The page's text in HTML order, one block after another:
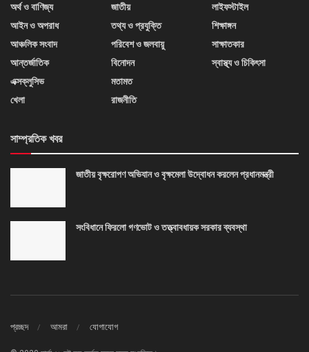
অর্থ ও বাণিজ্য
আইন ও অপরাধ
আঞ্চলিক সংবাদ
আন্তর্জাতিক
এক্সক্লুসিভ
খেলা
জাতীয়
তথ্য ও প্রযুক্তি
পরিবেশ ও জলবায়ু
বিনোদন
মতামত
রাজনীতি
লাইফস্টাইল
শিক্ষাঙ্গন
সাক্ষাতকার
স্বাস্থ্য ও চিকিৎসা
সাম্প্রতিক খবর
জাতীয় বৃক্ষরোপণ অভিযান ও বৃক্ষমেলা উদ্বোধন করলেন প্রধানমন্ত্রী
সংবিধানে ফিরলো গণভোট ও তত্ত্বাবধায়ক সরকার ব্যবস্থা
প্রচ্ছদ আমরা যোগাযোগ